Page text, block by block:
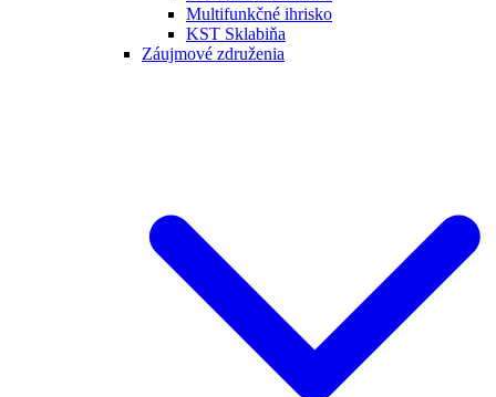
Multifunkčné ihrisko
KST Sklabiňa
Záujmové združenia